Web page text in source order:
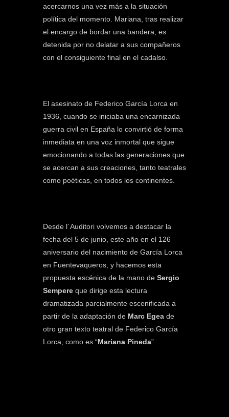
acercarnos una vez más a la situación
política del momento. Mariana, tras realizar
el encargo de bordar una bandera, es
detenida por no delatar a sus compañeros
con el consiguiente final en el cadalso.
El asesinato de Federico García Lorca en
1936, cuando se iniciaba una encarnizada
guerra civil en España lo convirtió de forma
inmediata en una voz inmortal que sigue
emocionando a todas las generaciones que
se acercan a sus creaciones, tanto teatrales
como poéticas, en todos los continentes.
Desde l´Auditori volvemos a destacar la
fecha del 5 de junio, este año en el 126
aniversario del nacimiento de García Lorca
en Fuentevaqueros, y hacemos esta
propuesta escénica de la mano de Sergio
Sempere que dirige esta lectura
dramatizada parcialmente escenificada a
partir de la adaptación de Marc Egea de
otro gran texto teatral de Federico García
Lorca, como es “Mariana Pineda”.